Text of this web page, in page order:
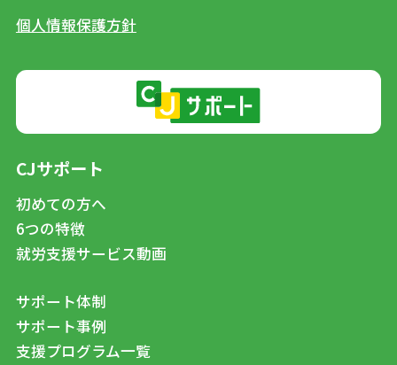
個人情報保護方針
CJサポート
初めての方へ
6つの特徴
就労支援サービス動画
サポート体制
サポート事例
支援プログラム一覧